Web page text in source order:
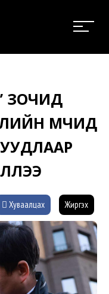
ЗОЧИД
ӨМЧИД
Хуваалцах Жиргэх